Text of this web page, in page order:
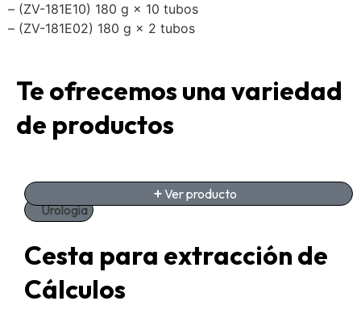
– (ZV-181E10) 180 g × 10 tubos
– (ZV-181E02) 180 g × 2 tubos
Te ofrecemos una variedad
de productos
Urología
Cesta para extracción de
Cálculos
Ver producto